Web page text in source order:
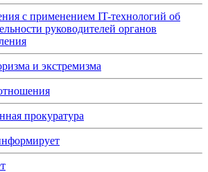
с применением IT-технологий об
руководителей органов
и экстремизма
прокуратура